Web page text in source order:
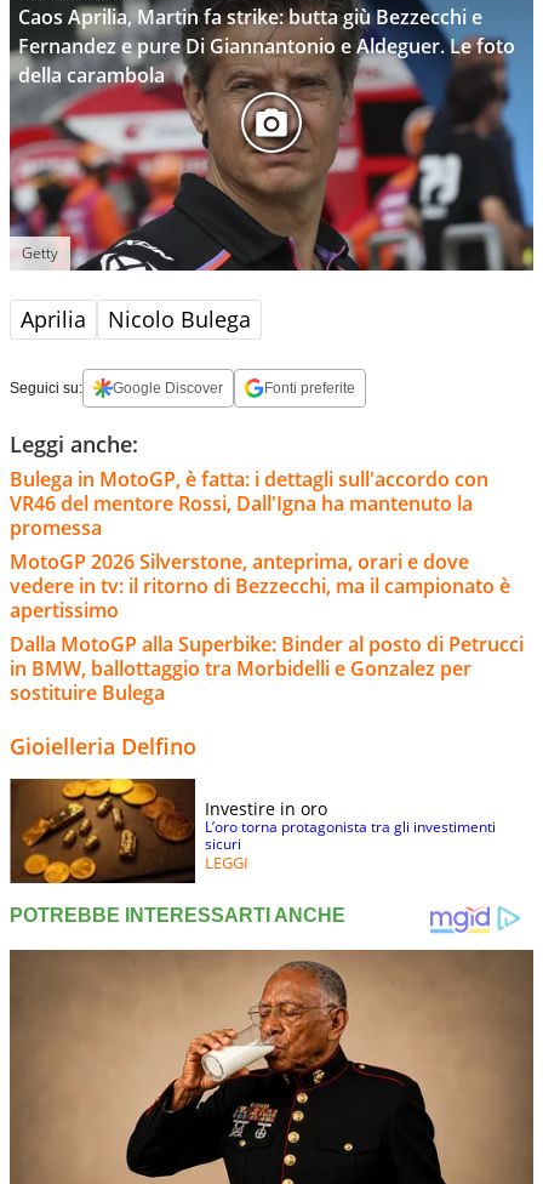
Caos Aprilia, Martin fa strike: butta giù Bezzecchi e
Fernandez e pure Di Giannantonio e Aldeguer. Le foto
della carambola
Getty
Aprilia Nicolo Bulega
Seguici su: Google Discover Fonti preferite
Leggi anche:
Bulega in MotoGP, è fatta: i dettagli sull'accordo con
VR46 del mentore Rossi, Dall'Igna ha mantenuto la
promessa
MotoGP 2026 Silverstone, anteprima, orari e dove
vedere in tv: il ritorno di Bezzecchi, ma il campionato è
apertissimo
Dalla MotoGP alla Superbike: Binder al posto di Petrucci
in BMW, ballottaggio tra Morbidelli e Gonzalez per
sostituire Bulega
Gioielleria Delfino
Investire in oro
L’oro torna protagonista tra gli investimenti
sicuri
LEGGI